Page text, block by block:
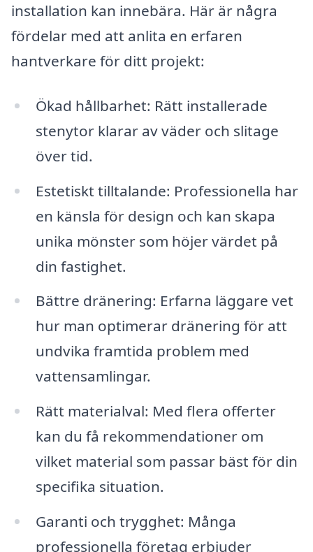
installation kan innebära. Här är några
fördelar med att anlita en erfaren
hantverkare för ditt projekt:
Ökad hållbarhet: Rätt installerade
stenytor klarar av väder och slitage
över tid.
Estetiskt tilltalande: Professionella har
en känsla för design och kan skapa
unika mönster som höjer värdet på
din fastighet.
Bättre dränering: Erfarna läggare vet
hur man optimerar dränering för att
undvika framtida problem med
vattensamlingar.
Rätt materialval: Med flera offerter
kan du få rekommendationer om
vilket material som passar bäst för din
specifika situation.
Garanti och trygghet: Många
professionella företag erbjuder